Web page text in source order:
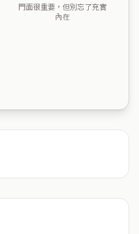
門面很重要，但別忘了充實
內在